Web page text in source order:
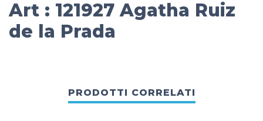
Art : 121927 Agatha Ruiz
de la Prada
PRODOTTI CORRELATI